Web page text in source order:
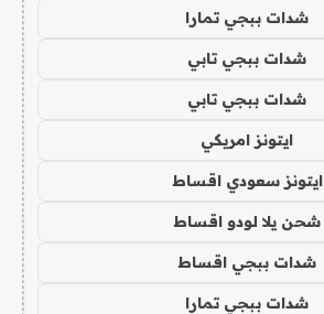
شدات ببجي تمارا
شدات ببجي تابي
شدات ببجي تابي
ايتونز امريكي
ايتونز سعودي اقساط
شحن يلا لودو اقساط
شدات ببجي اقساط
شدات ببجي تمارا